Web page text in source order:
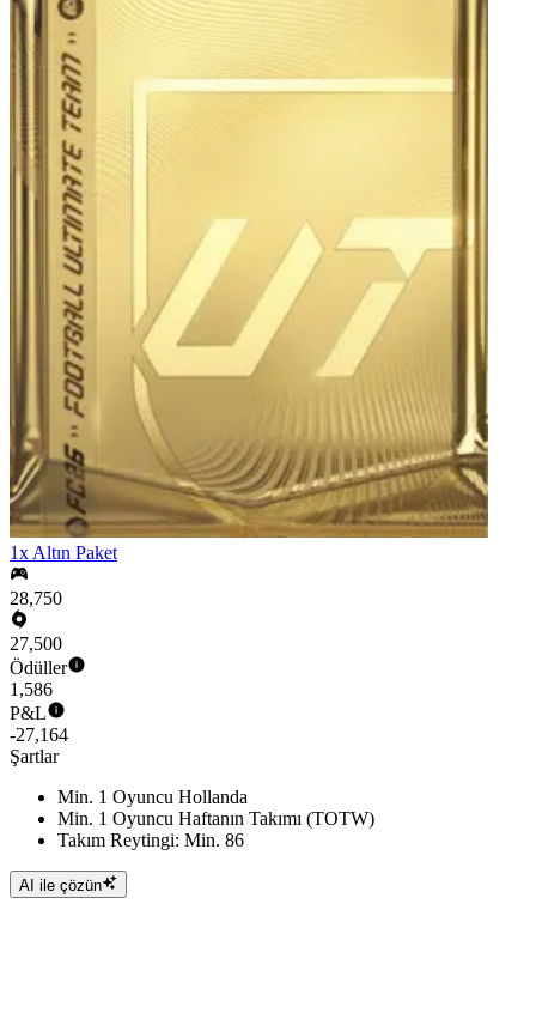
1x Altın Paket
28,750
27,500
Ödüller
1,586
P&L
-27,164
Şartlar
Min. 1 Oyuncu Hollanda
Min. 1 Oyuncu Haftanın Takımı (TOTW)
Takım Reytingi: Min. 86
AI ile çözün